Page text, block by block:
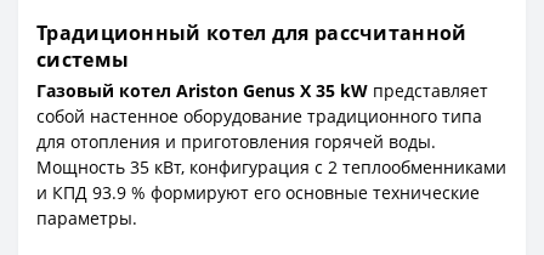
Традиционный котел для рассчитанной
системы
Газовый котел Ariston Genus X 35 kW представляет
собой настенное оборудование традиционного типа
для отопления и приготовления горячей воды.
Мощность 35 кВт, конфигурация с 2 теплообменниками
и КПД 93.9 % формируют его основные технические
параметры.